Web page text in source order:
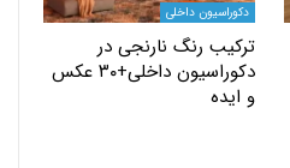
داخلی
نارنجی در
دکوراسیون داخلی+۳۰ عکس